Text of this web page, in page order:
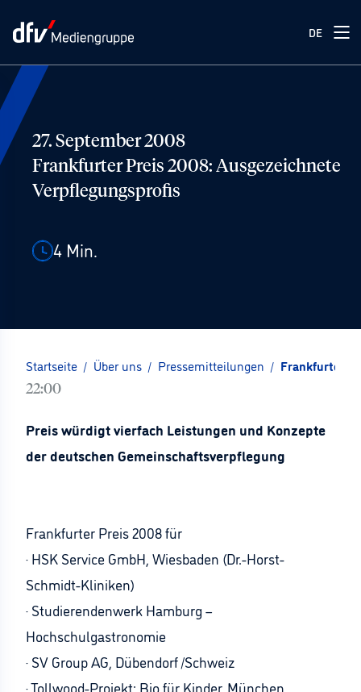
DE
27. September 2008
Frankfurter Preis 2008: Ausgezeichnete
Verpflegungsprofis
4 Min.
Startseite / Über uns / Pressemitteilungen / Frankfurter
22:00
Preis würdigt vierfach Leistungen und Konzepte
der deutschen Gemeinschaftsverpflegung
Frankfurter Preis 2008 für
· HSK Service GmbH, Wiesbaden (Dr.-Horst-
Schmidt-Kliniken)
· Studierendenwerk Hamburg –
Hochschulgastronomie
· SV Group AG, Dübendorf /Schweiz
· Tollwood-Projekt: Bio für Kinder, München